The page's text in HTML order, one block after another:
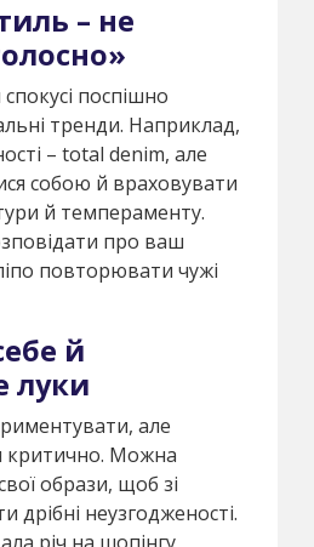
– не
поспішно
тренди. Наприклад,
– total denim, але
собою й враховувати
й темпераменту.
про ваш
повторювати чужі
й
луки
але
критично. Можна
образи, щоб зі
дрібні неузгодженості.